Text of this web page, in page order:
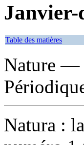
Janvier-
Table des matières
Nature —
Natura :